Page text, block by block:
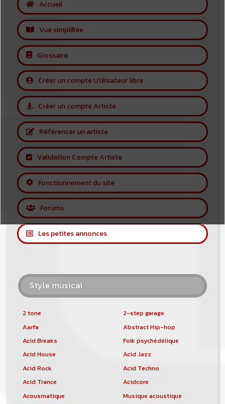
Accueil
Vue simplifiée
Glossaire
Créer un compte Utilisateur libre
Créer un compte Artiste
Référencer un artiste
Validation Compte Artiste
Fonctionnement du site
Forums
Les petites annonces
Style musical
2 tone
2-step garage
Aarfa
Abstract Hip-hop
Acid Breaks
Folk psychédélique
Acid House
Acid Jazz
Acid Rock
Acid Techno
Acid Trance
Acidcore
Acousmatique
Musique acoustique